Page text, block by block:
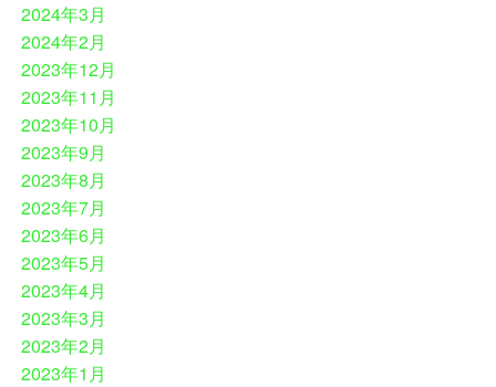
2024年3月
2024年2月
2023年12月
2023年11月
2023年10月
2023年9月
2023年8月
2023年7月
2023年6月
2023年5月
2023年4月
2023年3月
2023年2月
2023年1月